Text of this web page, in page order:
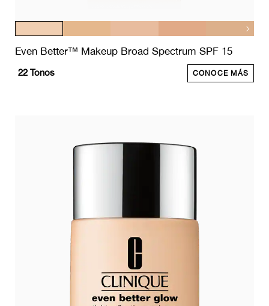
Even Better™ Makeup Broad Spectrum SPF 15
22 Tonos CONOCE MÁS